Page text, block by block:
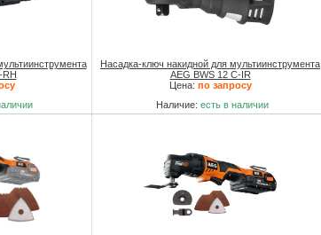
RH
Насадка-ключ накидной для мультиинструмента
AEG BWS 12 C-IR
Цена: по запросу
Наличие: есть в наличии